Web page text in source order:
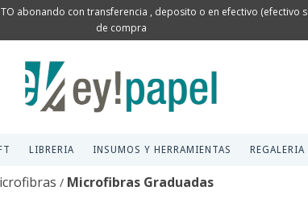
abonando con transferencia , deposito o en efectivo (efectivo
de compra
LIBRERIA INSUMOS Y HERRAMIENTAS REGALERIA
/ Microfibras Graduadas